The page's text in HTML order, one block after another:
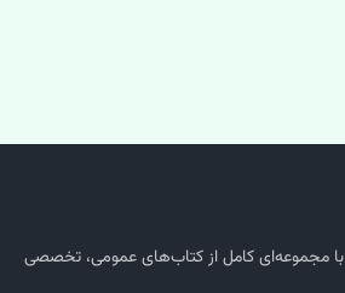
فروشگاه اینترنتی کتاب 707 با مجموعه‌ای کامل از کتاب‌های عمومی، تخصصی